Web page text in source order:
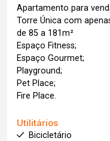
Apartamento para
Torre Única com
de 85 a 181m²
Espaço Fitness;
Espaço Gourmet;
Playground;
Pet Place;
Fire Place.
Utilitários
Bicicletário